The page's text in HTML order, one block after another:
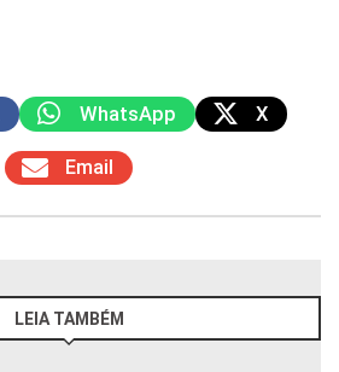
WhatsApp X
Email
LEIA TAMBÉM